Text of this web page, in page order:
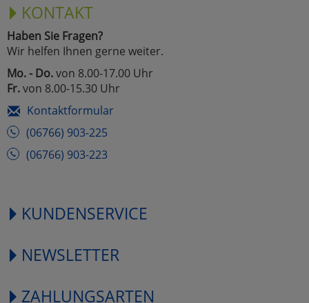
KONTAKT
Haben Sie Fragen?
Wir helfen Ihnen gerne weiter.
Mo. - Do.von 8.00-17.00 Uhr
Fr.von 8.00-15.30 Uhr
Kontaktformular
(06766) 903-225
(06766) 903-223
KUNDENSERVICE
NEWSLETTER
ZAHLUNGSARTEN